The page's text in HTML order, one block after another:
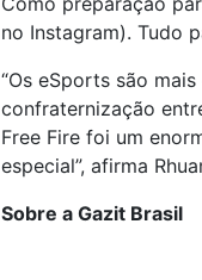
no Instagram). Tudo
“Os eSports são
confraternização
Free Fire foi um
especial”, afirma
Sobre a Gazit Brasil